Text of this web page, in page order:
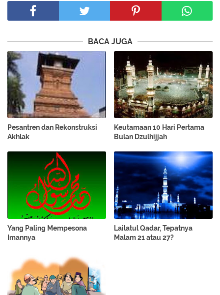
BACA JUGA
Pesantren dan Rekonstruksi
Akhlak
Keutamaan 10 Hari Pertama
Bulan Dzulhijjah
Yang Paling Mempesona
Imannya
Lailatul Qadar, Tepatnya
Malam 21 atau 27?